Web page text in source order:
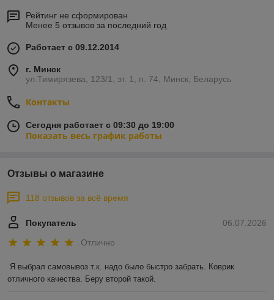
Рейтинг не сформирован
Менее 5 отзывов за последний год
Работает с 09.12.2014
г. Минск
ул.Тимирязева, 123/1, эт. 1, п. 74, Минск, Беларусь
Контакты
Сегодня работает с 09:30 до 19:00
Показать весь график работы
Отзывы о магазине
118 отзывов за всё время
06.07.2026
Покупатель
Отлично
Я выбрал самовывоз т.к. надо было быстро забрать. Коврик
отличного качества. Беру второй такой.